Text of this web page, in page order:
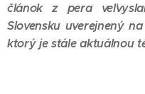
článok z pera
Slovensku uverejnený
ktorý je stále aktuálnou